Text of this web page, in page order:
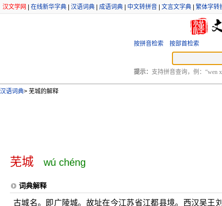
汉文学网 在线新华字典 汉语词典 成语词典 中文转拼音 文言文字典 繁体字转
按拼音检索 按部首检索
提示： 支持拼音查询，例：“wen
汉语词典> 芜城的解释
芜城 wú chéng
词典解释
古城名。即广陵城。故址在今江苏省江都县境。西汉吴王